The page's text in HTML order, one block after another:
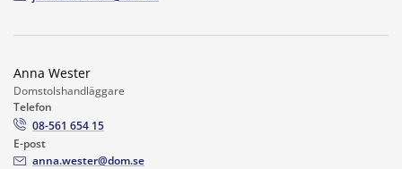
Anna Wester
Domstolshandläggare
Telefon
08-561 654 15
E-post
anna.wester@dom.se